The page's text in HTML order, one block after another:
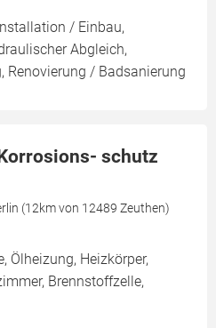
/ Einbau,
Abgleich,
Renovierung / Badsanierung
schutz
(12km von 12489 Zeuthen)
Ölheizung, Heizkörper,
Brennstoffzelle,